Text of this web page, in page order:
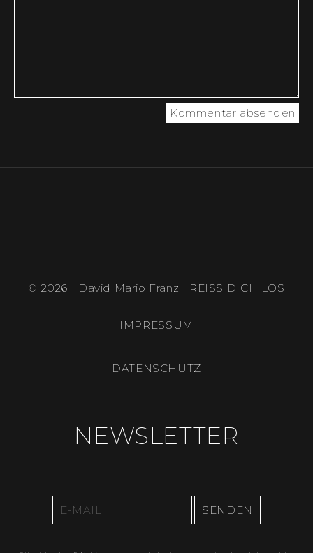
Kommentar absenden
© 2026 | David Mario Franz | REISS DICH LOS
IMPRESSUM
DATENSCHUTZ
NEWSLETTER